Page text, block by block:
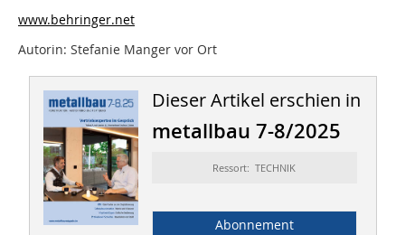
www.behringer.net
Autorin: Stefanie Manger vor Ort
Dieser Artikel erschien in
metallbau 7-8/2025
Ressort: TECHNIK
Abonnement